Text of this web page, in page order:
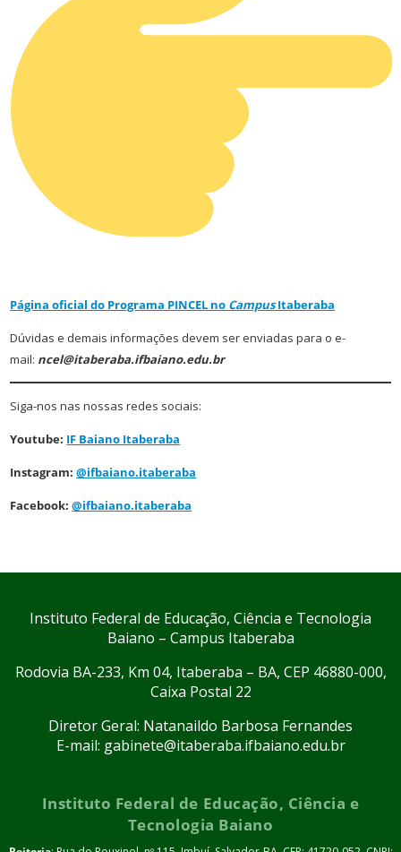
Página oficial do Programa PINCEL no CampusItaberaba
Dúvidas e demais informações devem ser enviadas para o e-
mail: ncel@itaberaba.ifbaiano.edu.br
Siga-nos nas nossas redes sociais:
Youtube: IF Baiano Itaberaba
Instagram: @ifbaiano.itaberaba
Facebook: @ifbaiano.itaberaba
Instituto Federal de Educação, Ciência e Tecnologia
Baiano – Campus Itaberaba
Rodovia BA-233, Km 04, Itaberaba – BA, CEP 46880-000,
Caixa Postal 22
Diretor Geral: Natanaildo Barbosa Fernandes
E-mail: gabinete@itaberaba.ifbaiano.edu.br
Instituto Federal de Educação, Ciência e
Tecnologia Baiano